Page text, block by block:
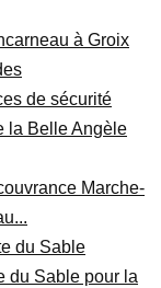
à Groix
de sécurité
la Belle Angèle
Marche-
du Sable
du Sable pour la